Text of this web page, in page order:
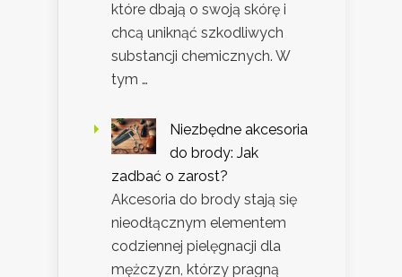
które dbają o swoją skórę i
chcą uniknąć szkodliwych
substancji chemicznych. W
tym …
Niezbędne akcesoria
do brody: Jak
zadbać o zarost?
Akcesoria do brody stają się
nieodłącznym elementem
codziennej pielęgnacji dla
mężczyzn, którzy pragną